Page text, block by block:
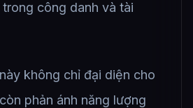
trong công danh và tài
không chỉ đại diện cho
phản ánh năng lượng